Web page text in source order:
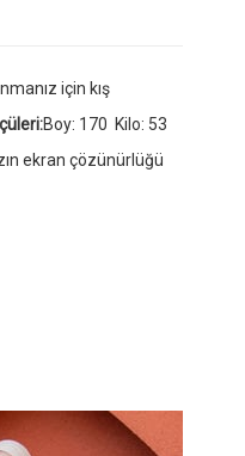
için kış
Boy: 170 Kilo: 53
ekran çözünürlüğü